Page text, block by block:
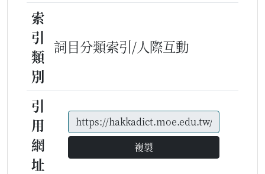
索
引
類
別
詞目分類索引/人際互動
引
用
網
址
複製